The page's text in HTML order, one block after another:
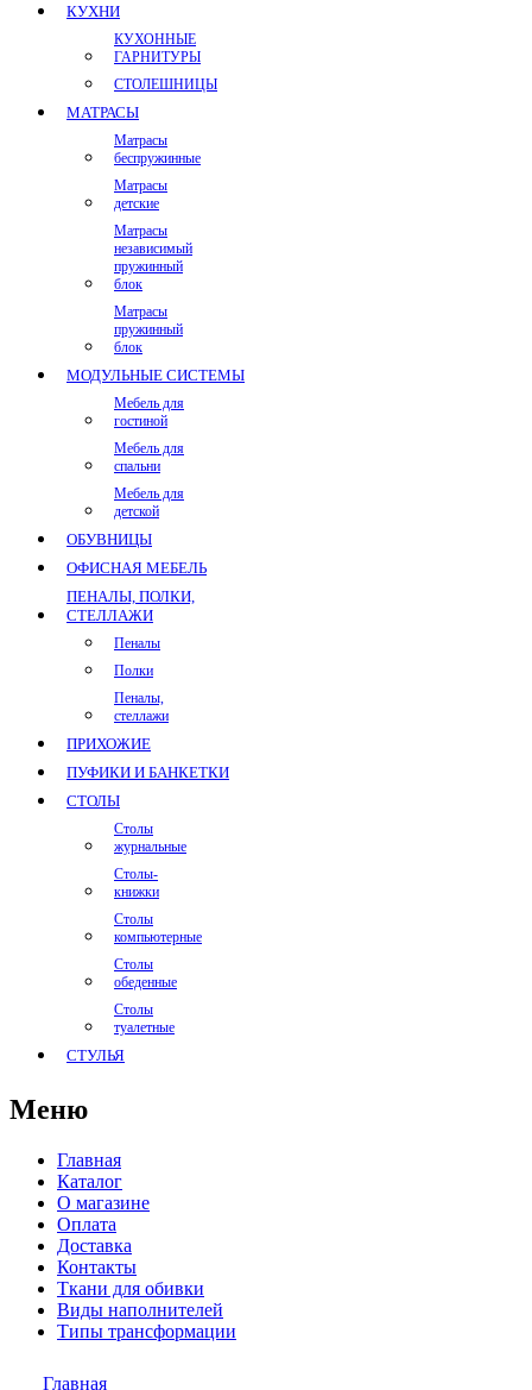
КУХНИ
КУХОННЫЕ
ГАРНИТУРЫ
СТОЛЕШНИЦЫ
МАТРАСЫ
Матрасы
беспружинные
Матрасы
детские
Матрасы
независимый
пружинный
блок
Матрасы
пружинный
блок
МОДУЛЬНЫЕ СИСТЕМЫ
Мебель для
гостиной
Мебель для
спальни
Мебель для
детской
ОБУВНИЦЫ
ОФИСНАЯ МЕБЕЛЬ
ПЕНАЛЫ, ПОЛКИ,
СТЕЛЛАЖИ
Пеналы
Полки
Пеналы,
стеллажи
ПРИХОЖИЕ
ПУФИКИ И БАНКЕТКИ
СТОЛЫ
Столы
журнальные
Столы-
книжки
Столы
компьютерные
Столы
обеденные
Столы
туалетные
СТУЛЬЯ
Меню
Главная
Каталог
О магазине
Оплата
Доставка
Контакты
Ткани для обивки
Виды наполнителей
Типы трансформации
Главная